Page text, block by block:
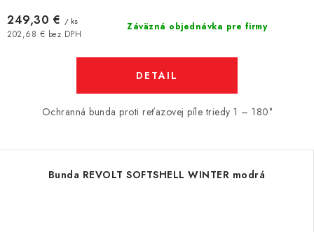
Záväzná objednávka pre firmy
202,68 € bez DPH
249,30 € / ks
DETAIL
Ochranná bunda proti reťazovej píle triedy 1 – 180°
Bunda REVOLT SOFTSHELL WINTER modrá